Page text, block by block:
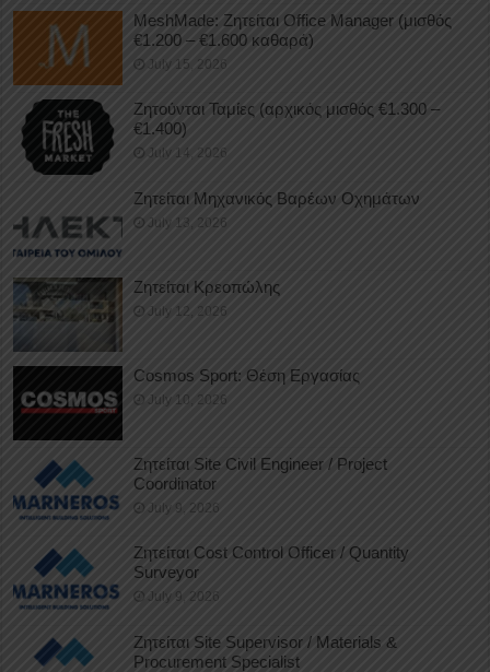
MeshMade: Ζητείται Office Manager (μισθός
€1.200 – €1.600 καθαρά)
July 15, 2026
Ζητούνται Ταμίες (αρχικός μισθός €1.300 –
€1.400)
July 14, 2026
Ζητείται Μηχανικός Βαρέων Οχημάτων
July 13, 2026
Ζητείται Κρεοπώλης
July 12, 2026
Cosmos Sport: Θέση Εργασίας
July 10, 2026
Ζητείται Site Civil Engineer / Project
Coordinator
July 9, 2026
Ζητείται Cost Control Officer / Quantity
Surveyor
July 9, 2026
Ζητείται Site Supervisor / Materials &
Procurement Specialist